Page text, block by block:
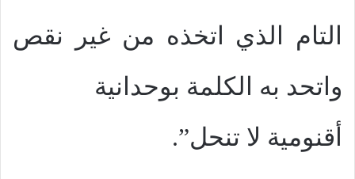
التام الذي اتخذه من غير نقص
واتحد به الكلمة بوحدانية
أقنومية لا تنحل”.